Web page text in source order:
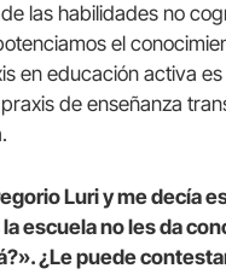
las habilidades no
el
en educación activa
de enseñanza
Luri y me decía
escuela no les da
¿Le puede